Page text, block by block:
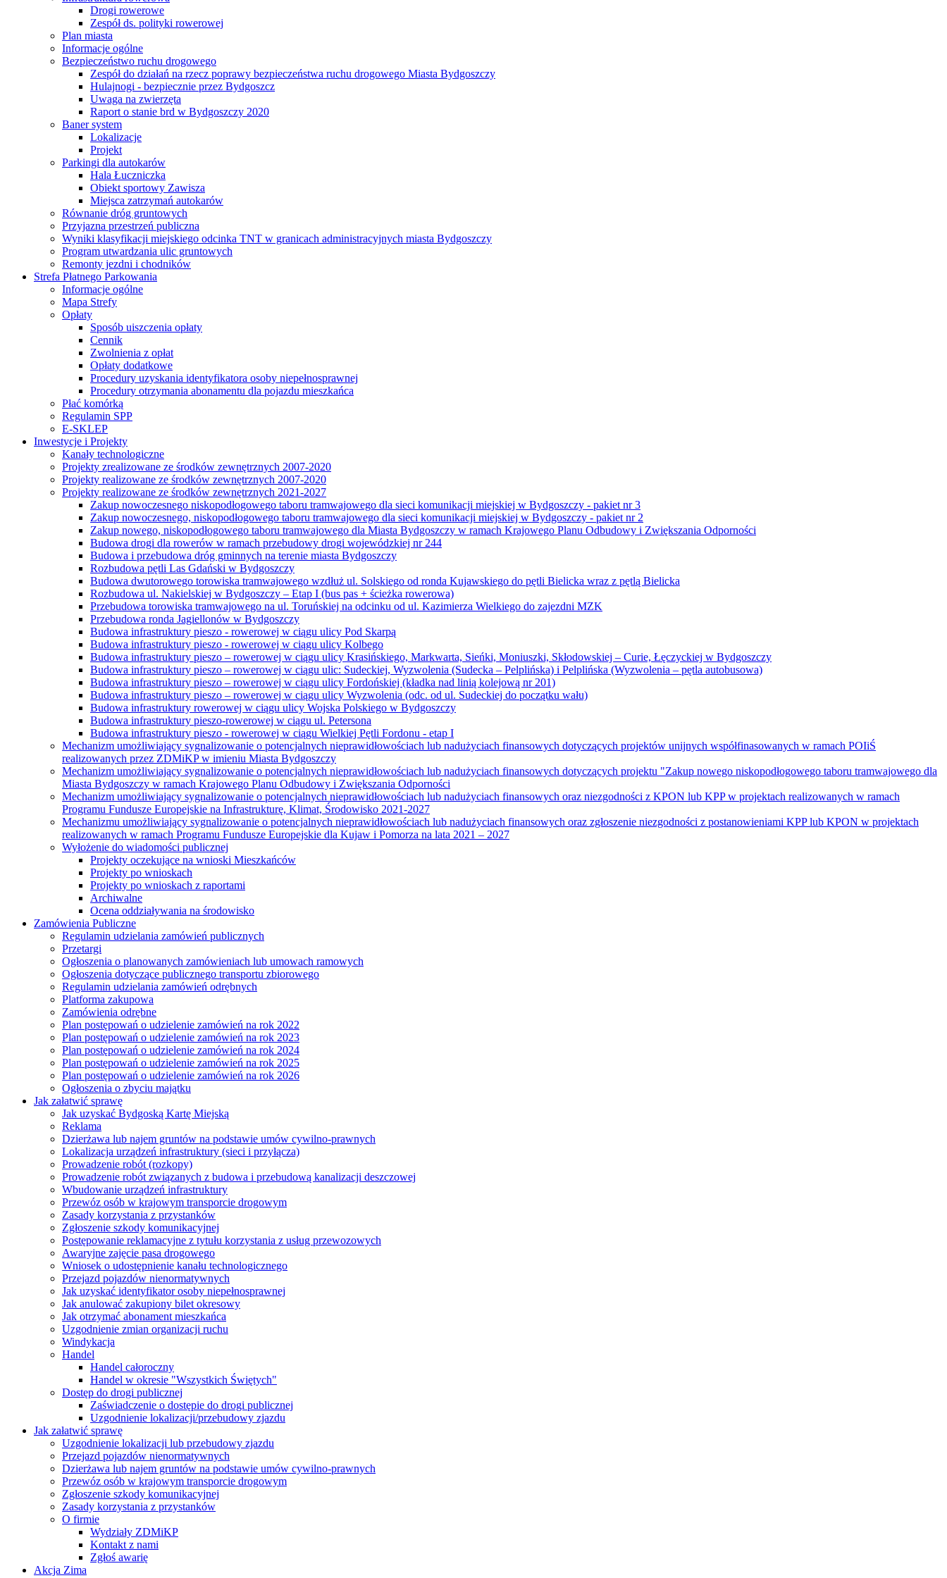
Drogi rowerowe
Zespół ds. polityki rowerowej
Plan miasta
Informacje ogólne
Bezpieczeństwo ruchu drogowego
Zespół do działań na rzecz poprawy bezpieczeństwa ruchu drogowego Miasta Bydgoszczy
Hulajnogi - bezpiecznie przez Bydgoszcz
Uwaga na zwierzęta
Raport o stanie brd w Bydgoszczy 2020
Baner system
Lokalizacje
Projekt
Parkingi dla autokarów
Hala Łuczniczka
Obiekt sportowy Zawisza
Miejsca zatrzymań autokarów
Równanie dróg gruntowych
Przyjazna przestrzeń publiczna
Wyniki klasyfikacji miejskiego odcinka TNT w granicach administracyjnych miasta Bydgoszczy
Program utwardzania ulic gruntowych
Remonty jezdni i chodników
Strefa Płatnego Parkowania
Informacje ogólne
Mapa Strefy
Opłaty
Sposób uiszczenia opłaty
Cennik
Zwolnienia z opłat
Opłaty dodatkowe
Procedury uzyskania identyfikatora osoby niepełnosprawnej
Procedury otrzymania abonamentu dla pojazdu mieszkańca
Płać komórką
Regulamin SPP
E-SKLEP
Inwestycje i Projekty
Kanały technologiczne
Projekty zrealizowane ze środków zewnętrznych 2007-2020
Projekty realizowane ze środków zewnętrznych 2007-2020
Projekty realizowane ze środków zewnętrznych 2021-2027
Zakup nowoczesnego niskopodłogowego taboru tramwajowego dla sieci komunikacji miejskiej w Bydgoszczy - pakiet nr 3
Zakup nowoczesnego, niskopodłogowego taboru tramwajowego dla sieci komunikacji miejskiej w Bydgoszczy - pakiet nr 2
Zakup nowego, niskopodłogowego taboru tramwajowego dla Miasta Bydgoszczy w ramach Krajowego Planu Odbudowy i Zwiększania Odporności
Budowa drogi dla rowerów w ramach przebudowy drogi wojewódzkiej nr 244
Budowa i przebudowa dróg gminnych na terenie miasta Bydgoszczy
Rozbudowa pętli Las Gdański w Bydgoszczy
Budowa dwutorowego torowiska tramwajowego wzdłuż ul. Solskiego od ronda Kujawskiego do pętli Bielicka wraz z pętlą Bielicka
Rozbudowa ul. Nakielskiej w Bydgoszczy – Etap I (bus pas + ścieżka rowerowa)
Przebudowa torowiska tramwajowego na ul. Toruńskiej na odcinku od ul. Kazimierza Wielkiego do zajezdni MZK
Przebudowa ronda Jagiellonów w Bydgoszczy
Budowa infrastruktury pieszo - rowerowej w ciągu ulicy Pod Skarpą
Budowa infrastruktury pieszo - rowerowej w ciągu ulicy Kolbego
Budowa infrastruktury pieszo – rowerowej w ciągu ulicy Krasińskiego, Markwarta, Sieńki, Moniuszki, Skłodowskiej – Curie, Łęczyckiej w Bydgoszczy
Budowa infrastruktury pieszo – rowerowej w ciągu ulic: Sudeckiej, Wyzwolenia (Sudecka – Pelplińska) i Pelplińska (Wyzwolenia – pętla autobusowa)
Budowa infrastruktury pieszo – rowerowej w ciągu ulicy Fordońskiej (kładka nad linią kolejową nr 201)
Budowa infrastruktury pieszo – rowerowej w ciągu ulicy Wyzwolenia (odc. od ul. Sudeckiej do początku wału)
Budowa infrastruktury rowerowej w ciągu ulicy Wojska Polskiego w Bydgoszczy
Budowa infrastruktury pieszo-rowerowej w ciągu ul. Petersona
Budowa infrastruktury pieszo - rowerowej w ciągu Wielkiej Pętli Fordonu - etap I
Mechanizm umożliwiający sygnalizowanie o potencjalnych nieprawidłowościach lub nadużyciach finansowych dotyczących projektów unijnych współfinasowanych w ramach POIiŚ
realizowanych przez ZDMiKP w imieniu Miasta Bydgoszczy
Mechanizm umożliwiający sygnalizowanie o potencjalnych nieprawidłowościach lub nadużyciach finansowych dotyczących projektu "Zakup nowego niskopodłogowego taboru tramwajowego dla
Miasta Bydgoszczy w ramach Krajowego Planu Odbudowy i Zwiększania Odporności
Mechanizm umożliwiający sygnalizowanie o potencjalnych nieprawidłowościach lub nadużyciach finansowych oraz niezgodności z KPON lub KPP w projektach realizowanych w ramach
Programu Fundusze Europejskie na Infrastrukturę, Klimat, Środowisko 2021-2027
Mechanizmu umożliwiający sygnalizowanie o potencjalnych nieprawidłowościach lub nadużyciach finansowych oraz zgłoszenie niezgodności z postanowieniami KPP lub KPON w projektach
realizowanych w ramach Programu Fundusze Europejskie dla Kujaw i Pomorza na lata 2021 – 2027
Wyłożenie do wiadomości publicznej
Projekty oczekujące na wnioski Mieszkańców
Projekty po wnioskach
Projekty po wnioskach z raportami
Archiwalne
Ocena oddziaływania na środowisko
Zamówienia Publiczne
Regulamin udzielania zamówień publicznych
Przetargi
Ogłoszenia o planowanych zamówieniach lub umowach ramowych
Ogłoszenia dotyczące publicznego transportu zbiorowego
Regulamin udzielania zamówień odrębnych
Platforma zakupowa
Zamówienia odrębne
Plan postępowań o udzielenie zamówień na rok 2022
Plan postępowań o udzielenie zamówień na rok 2023
Plan postępowań o udzielenie zamówień na rok 2024
Plan postępowań o udzielenie zamówień na rok 2025
Plan postępowań o udzielenie zamówień na rok 2026
Ogłoszenia o zbyciu majątku
Jak załatwić sprawę
Jak uzyskać Bydgoską Kartę Miejską
Reklama
Dzierżawa lub najem gruntów na podstawie umów cywilno-prawnych
Lokalizacja urządzeń infrastruktury (sieci i przyłącza)
Prowadzenie robót (rozkopy)
Prowadzenie robót związanych z budowa i przebudową kanalizacji deszczowej
Wbudowanie urządzeń infrastruktury
Przewóz osób w krajowym transporcie drogowym
Zasady korzystania z przystanków
Zgłoszenie szkody komunikacyjnej
Postępowanie reklamacyjne z tytułu korzystania z usług przewozowych
Awaryjne zajęcie pasa drogowego
Wniosek o udostępnienie kanału technologicznego
Przejazd pojazdów nienormatywnych
Jak uzyskać identyfikator osoby niepełnosprawnej
Jak anulować zakupiony bilet okresowy
Jak otrzymać abonament mieszkańca
Uzgodnienie zmian organizacji ruchu
Windykacja
Handel
Handel całoroczny
Handel w okresie "Wszystkich Świętych"
Dostęp do drogi publicznej
Zaświadczenie o dostępie do drogi publicznej
Uzgodnienie lokalizacji/przebudowy zjazdu
Jak załatwić sprawę
Uzgodnienie lokalizacji lub przebudowy zjazdu
Przejazd pojazdów nienormatywnych
Dzierżawa lub najem gruntów na podstawie umów cywilno-prawnych
Przewóz osób w krajowym transporcie drogowym
Zgłoszenie szkody komunikacyjnej
Zasady korzystania z przystanków
O firmie
Wydziały ZDMiKP
Kontakt z nami
Zgłoś awarię
Akcja Zima